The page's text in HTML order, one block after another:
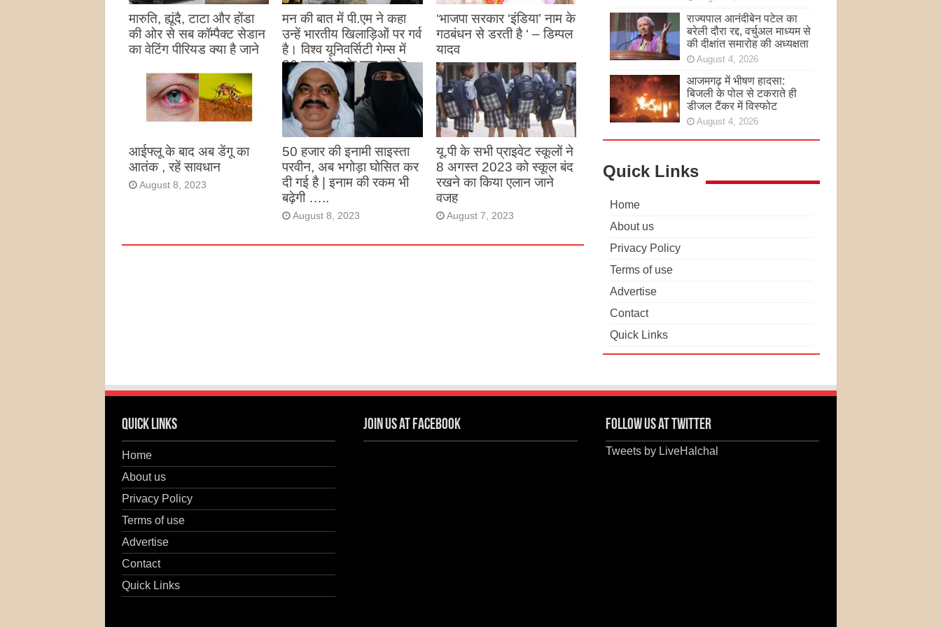
मारुति, ह्यूंदै, टाटा और होंडा
की ओर से सब कॉम्पैक्ट सेडान
का वेटिंग पीरियड क्या है जाने
मन की बात में पी.एम ने कहा
उन्हें भारतीय खिलाड़िओं पर गर्व
है। विश्व यूनिवर्सिटी गेम्स में
26 पदक देश के नाम करके
उन्होंने देश का नाम रोशन किया
है
August 27, 2023
‘भाजपा सरकार ‘इंडिया’ नाम के
गठबंधन से डरती है ‘ – डिम्पल
यादव
August 26, 2023
आईफ्लू के बाद अब डेंगू का
आतंक , रहें सावधान
August 8, 2023
50 हजार की इनामी साइस्ता
परवीन, अब भगोड़ा घोसित कर
दी गई है | इनाम की रकम भी
बढ़ेगी …..
August 8, 2023
यू.पी के सभी प्राइवेट स्कूलों ने
8 अगस्त 2023 को स्कूल बंद
रखने का किया एलान जाने
वजह
August 7, 2023
राज्यपाल आनंदीबेन पटेल का
बरेली दौरा रद्द, वर्चुअल माध्यम से
की दीक्षांत समारोह की अध्यक्षता
August 4, 2026
आजमगढ़ में भीषण हादसा:
बिजली के पोल से टकराते ही
डीजल टैंकर में विस्फोट
August 4, 2026
Quick Links
Home
About us
Privacy Policy
Terms of use
Advertise
Contact
Quick Links
Quick Links
Home
About us
Privacy Policy
Terms of use
Advertise
Contact
Quick Links
Join us at Facebook Follow us at Twitter
Tweets by LiveHalchal